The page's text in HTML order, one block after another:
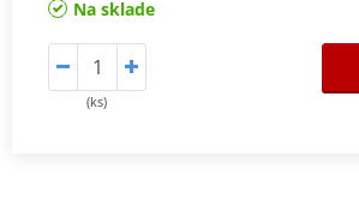
Na sklade
(ks)